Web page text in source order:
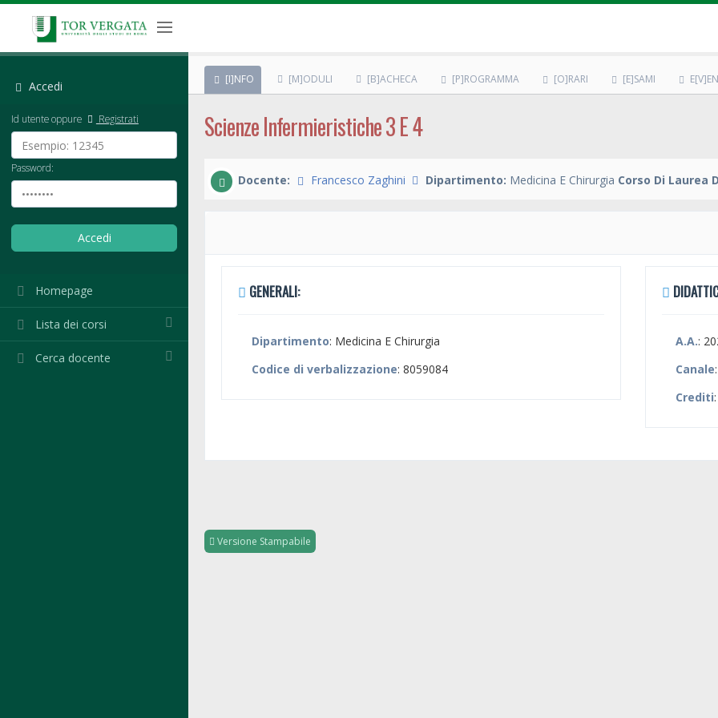
Accedi
Id utente oppure Registrati
Password:
Homepage
Lista dei corsi
Cerca docente
[I]NFO [M]ODULI [B]ACHECA [P]ROGRAMMA [O]RARI [E]SAMI
Scienze Infermieristiche 3 E 4
Docente: Francesco Zaghini Dipartimento: Medicina E Chirurgia Corso Di Laurea
GENERALI:
Dipartimento: Medicina E Chirurgia
Codice di verbalizzazione: 8059084
A.A.:
Canale
Crediti
Versione Stampabile